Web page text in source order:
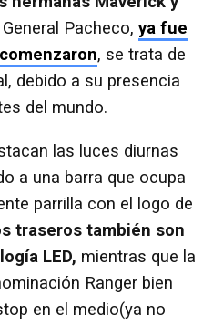
Pacheco, ya fue
, se trata de
debido a su presencia
del mundo.
las luces diurnas
a una barra que ocupa
parrilla con el logo de
traseros también son
LED, mientras que la
Ranger bien
en el medio(ya no